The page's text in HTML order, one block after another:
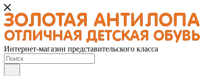
Интернет-магазин представительского класса